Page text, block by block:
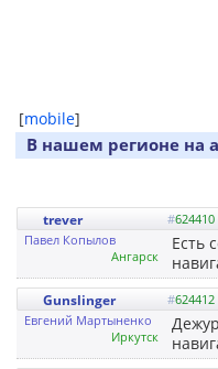
[mobile]
В нашем регионе на
trever #624410
Павел Копылов
Ангарск
Есть
Gunslinger #624412
Евгений Мартыненко
Иркутск